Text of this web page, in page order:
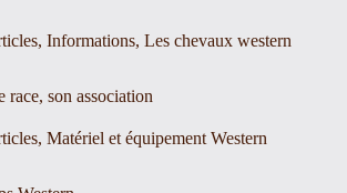
, Informations, Les chevaux western
race, son association
, Matériel et équipement Western